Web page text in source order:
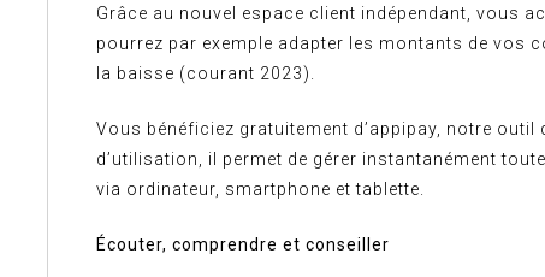
Grâce au nouvel espace client indépendant, vous
pourrez par exemple adapter les montants de vos
la baisse (courant 2023).
Vous bénéficiez gratuitement d’appipay, notre outil
d’utilisation, il permet de gérer instantanément
via ordinateur, smartphone et tablette.
Écouter, comprendre et conseiller